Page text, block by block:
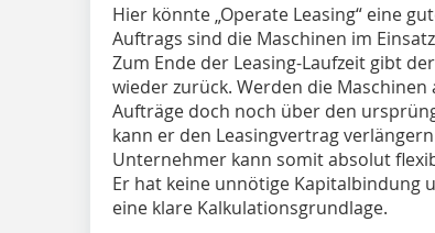
Hier könnte „Operate Leasing“ eine
Auftrags sind die Maschinen im
Zum Ende der Leasing-Laufzeit gibt
wieder zurück. Werden die
Aufträge doch noch über den
kann er den Leasingvertrag
Unternehmer kann somit absolut
Er hat keine unnötige Kapitalbindung
eine klare Kalkulationsgrundlage.